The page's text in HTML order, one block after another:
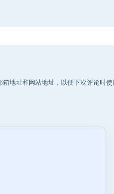
地址和网站地址，以便下次评论时使